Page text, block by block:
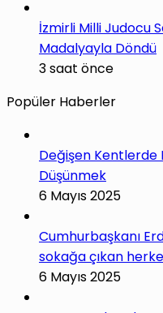
İzmirli Milli Judocu
Madalyayla Döndü
3 saat önce
Popüler Haberler
Değişen Kentlerde
Düşünmek
6 Mayıs 2025
Cumhurbaşkanı
sokağa çıkan
6 Mayıs 2025